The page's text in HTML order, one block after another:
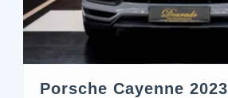
Porsche Cayenne